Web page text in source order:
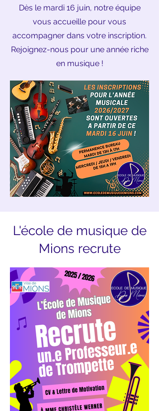
Dès le mardi 16 juin, notre équipe
vous accueille pour vous
accompagner dans votre inscription.
Rejoignez-nous pour une année riche
en musique !
L'école de musique de
Mions recrute